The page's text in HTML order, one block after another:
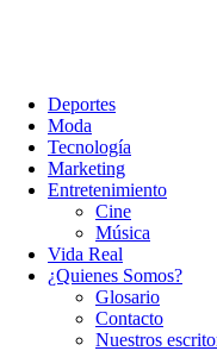
Deportes
Moda
Tecnología
Marketing
Entretenimiento
Cine
Música
Vida Real
¿Quienes Somos?
Glosario
Contacto
Nuestros